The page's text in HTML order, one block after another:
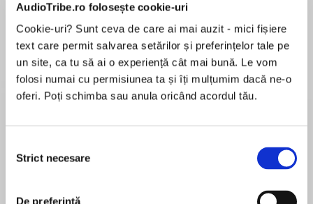
AudioTribe.ro folosește cookie-uri
Cookie-uri? Sunt ceva de care ai mai auzit - mici fișiere
text care permit salvarea setărilor și preferințelor tale pe
un site, ca tu să ai o experiență cât mai bună. Le vom
folosi numai cu permisiunea ta și îți mulțumim dacă ne-o
oferi. Poți schimba sau anula oricând acordul tău.
consimțământului
Strict necesare
De preferință
Desprecarte
Three favourite stories of Paddington, the
beloved classic bear from Darkest Peru, brought
together in one volume. Paddington is now a
major movie star!
favourite classic adventures – Paddington in the
pentru această carte